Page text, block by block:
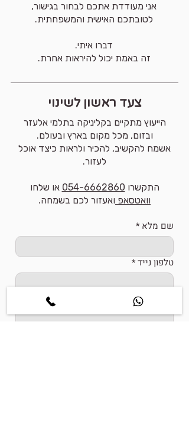
אני מעודדת אתכם לבחור בגישור,
לטובתכם האישית והמשפחתית.
דברו איתי.
זה באמת יכול להיראות אחרת.
צעד ראשון לשינוי
הייעוץ מתקיים בקליניקה בתלמי אלעזר
ובזום, מכל מקום בארץ ובעולם.
אשמח להקשיב, להכיר ולראות כיצד אוכל
לעזור.
התקשרו 054-6662860 או שלחו
וואטסאפ ואעזור לכם בשמחה.
שם מלא *
טלפון נייד*
כתובת מייל